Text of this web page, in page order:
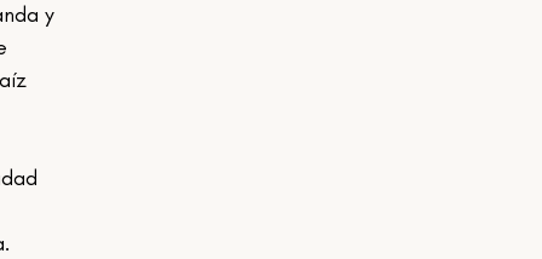
y